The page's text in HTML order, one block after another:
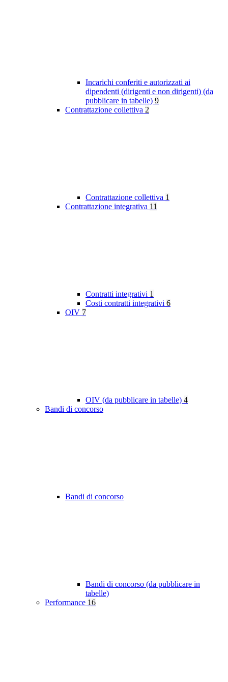
Incarichi conferiti e autorizzati ai
dipendenti (dirigenti e non dirigenti) (da
pubblicare in tabelle) 9
Contrattazione collettiva 2
Contrattazione collettiva 1
Contrattazione integrativa 11
Contratti integrativi 1
Costi contratti integrativi 6
OIV 7
OIV (da pubblicare in tabelle) 4
Bandi di concorso
Bandi di concorso
Bandi di concorso (da pubblicare in
tabelle)
Performance 16